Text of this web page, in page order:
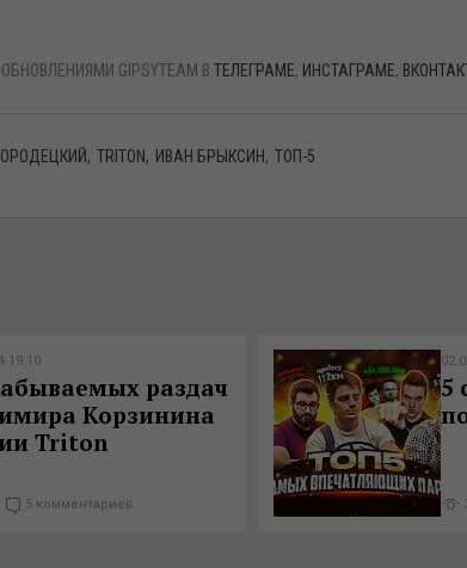
GIPSYTEAM В ТЕЛЕГРАМЕ, ИНСТАГРАМЕ,
TRITON ИВАН БРЫКСИН ТОП-5
19:10
раздач
Корзинина
Triton
5 комментариев
5